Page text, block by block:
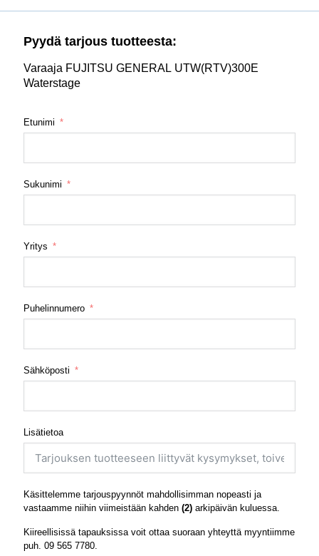
Pyydä tarjous tuotteesta:
Varaaja FUJITSU GENERAL UTW(RTV)300E
Waterstage
Etunimi
Sukunimi
Yritys
Puhelinnumero
Sähköposti
Lisätietoa
Käsittelemme tarjouspyynnöt mahdollisimman nopeasti ja
vastaamme niihin viimeistään kahden (2) arkipäivän kuluessa.
Kiireellisissä tapauksissa voit ottaa suoraan yhteyttä myyntiimme
puh. 09 565 7780